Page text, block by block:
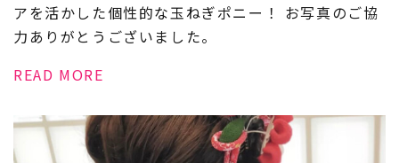
アを活かした個性的な玉ねぎポニー！ お写真のご協
力ありがとうございました。
READ MORE